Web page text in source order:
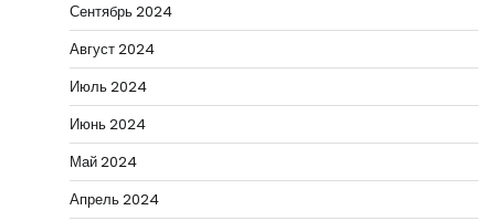
Сентябрь 2024
Август 2024
Июль 2024
Июнь 2024
Май 2024
Апрель 2024